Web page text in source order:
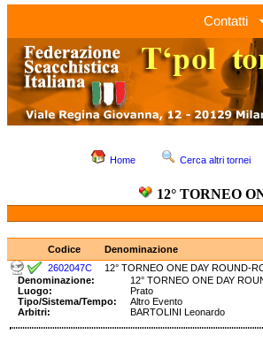
Contatti
Home Cerca altri tornei
12° TORNEO
Codice
Denominazione
2602047C
12° TORNEO ONE DAY ROUND-
Denominazione:
12° TORNEO ONE DAY
Luogo:
Prato
Tipo/Sistema/Tempo:
Altro Evento
Arbitri:
BARTOLINI Leonardo